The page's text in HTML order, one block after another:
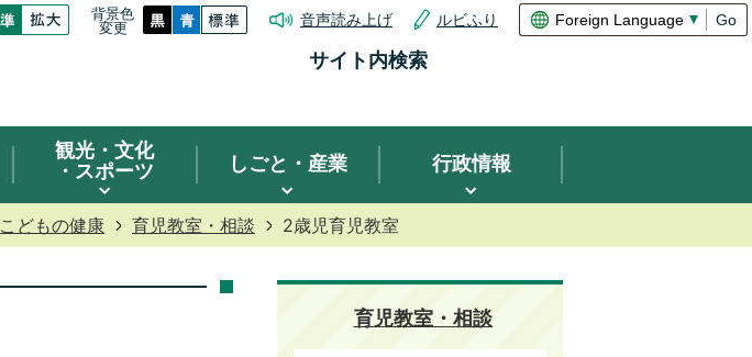
背景色
変更
音声読み上げ ルビふり Go
サイト内検索
観光 ・文化
・スポーツ
しごと・産業 行政情報
こどもの健康 育児教室・相談 2歳児育児教室
育児教室・相談